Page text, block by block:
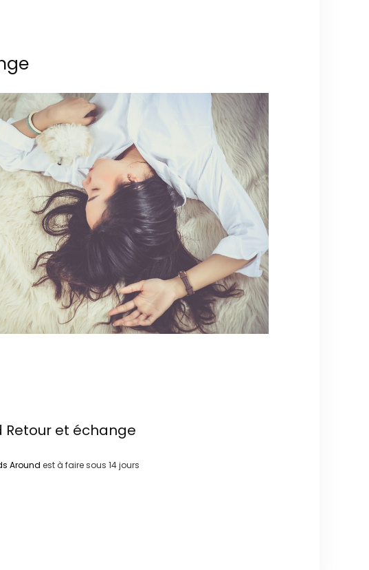
Retour et échange
Around est à faire sous 14 jours